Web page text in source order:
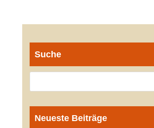
Suche
Neueste Beiträge